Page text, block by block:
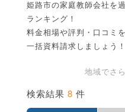
姫路市の家庭教師会社を
ランキング！
料金相場や評判・口コミ
一括資料請求しましょう！
地域でさ
検索結果 8 件